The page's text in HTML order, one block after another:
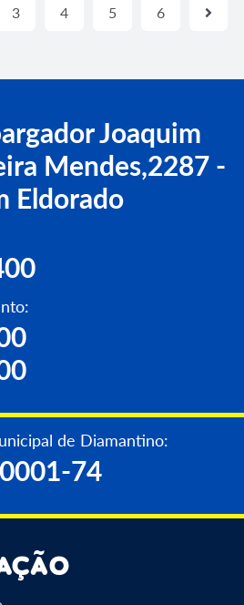
3 4 5 6
Joaquim
Mendes,2287 -
Eldorado
de Diamantino:
74